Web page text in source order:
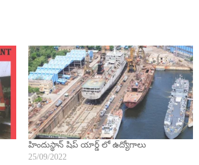
హిందుస్థాన్ షిప్ యార్డ్ లో ఉద్యోగాలు
25/09/2022